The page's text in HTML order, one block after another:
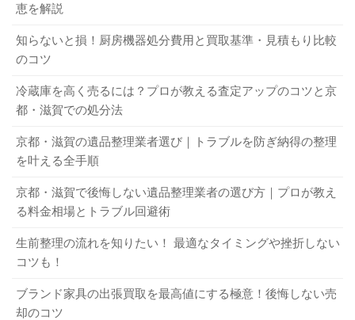
法があります。家電リサイクル法は、洗濯機・冷蔵庫・エ
をゴミとして回収することはできません。処分するには家
どに引き取ってもらう必要があります。
体に決定権があるのです。ですから、小型家電をリサイク
ルゴミとして回収する自治体もあれば、粗大ゴミや不燃ゴ
ミとして回収している自治体もあります。また、小型家電
は家電量販店なども回収をしているのです。家電量販店や
自治体で小型家電リサイクル法を実施している場合は、黒
地の小型家電の絵の中にRが意匠化して描かれた、専用のマ
ますので確認してみましょう。
関連記事
おわりに
今回は、小型家電リサイクル法について解説しました。そ
のまま捨てればゴミになるものでも、リサイクルすれば資
源になります。小型家電が不要になった場合は、ぜひ小型
家電リサイクル法に基づいて処分しましょう。
恵を解説
知らないと損！厨房機器処分費用と買取基準・見積もり比較
のコツ
冷蔵庫を高く売るには？プロが教える査定アップのコツと京
都・滋賀での処分法
京都・滋賀の遺品整理業者選び｜トラブルを防ぎ納得の整理
を叶える全手順
京都・滋賀で後悔しない遺品整理業者の選び方｜プロが教え
る料金相場とトラブル回避術
生前整理の流れを知りたい！ 最適なタイミングや挫折しない
コツも！
ブランド家具の出張買取を最高値にする極意！後悔しない売
却のコツ